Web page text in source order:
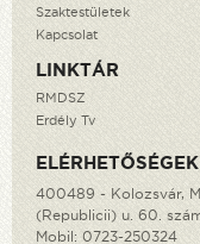
Szaktestületek
Kapcsolat
LINKTÁR
RMDSZ
Erdély Tv
ELÉRHETŐSÉGEK
400489 - Kolozsvár,
(Republicii) u. 60.
Mobil: 0723-250324